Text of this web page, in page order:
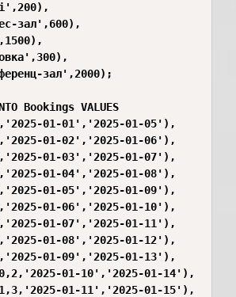
зал',600),
зал',2000);
Bookings VALUES
01-01','2025-01-05'),
01-02','2025-01-06'),
01-03','2025-01-07'),
01-04','2025-01-08'),
01-05','2025-01-09'),
01-06','2025-01-10'),
01-07','2025-01-11'),
01-08','2025-01-12'),
01-09','2025-01-13'),
01-10','2025-01-14'),
01-11','2025-01-15'),